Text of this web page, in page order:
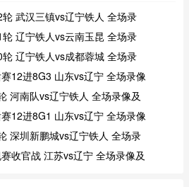
武汉三镇vs辽宁铁人 全场录
辽宁铁人vs云南玉昆 全场录
辽宁铁人vs成都蓉城 全场录
12进8G3 山东vs辽宁 全场录像
河南队vs辽宁铁人 全场录像及
12进8G1 山东vs辽宁 全场录像
深圳新鹏城vs辽宁铁人 全场录
收官战 江苏vs辽宁 全场录像及